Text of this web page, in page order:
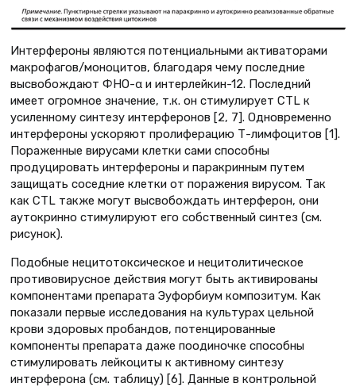
Интерфероны являются потенциальными активаторами
макрофагов/моноцитов, благодаря чему последние
высвобождают ФНО-α и интерлейкин-12. Последний
имеет огромное значение, т.к. он стимулирует CTL к
усиленному синтезу интерферонов [2, 7]. Одновременно
интерфероны ускоряют пролиферацию Т-лимфоцитов [1].
Пораженные вирусами клетки сами способны
продуцировать интерфероны и паракринным путем
защищать соседние клетки от поражения вирусом. Так
как CTL также могут высвобождать интерферон, они
аутокринно стимулируют его собственный синтез (см.
рисунок).
Подобные нецитотоксическое и нецитолитическое
противовирусное действия могут быть активированы
компонентами препарата Эуфорбиум композитум. Как
показали первые исследования на культурах цельной
крови здоровых пробандов, потенцированные
компоненты препарата даже поодиночке способны
стимулировать лейкоциты к активному синтезу
интерферона (см. таблицу) [6]. Данные в контрольной